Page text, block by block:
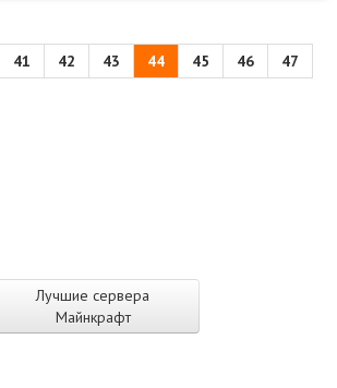
Лучшие сервера
Майнкрафт
41 42 43 44 45 46
47